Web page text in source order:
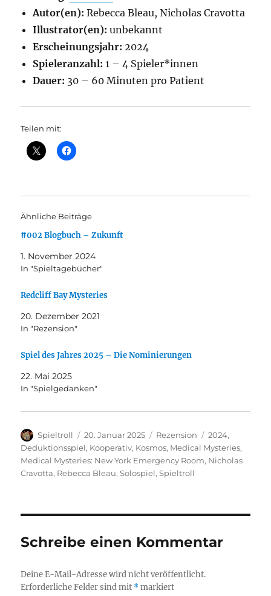
Autor(en): Rebecca Bleau, Nicholas Cravotta
Illustrator(en): unbekannt
Erscheinungsjahr: 2024
Spieleranzahl: 1 – 4 Spieler*innen
Dauer: 30 – 60 Minuten pro Patient
Teilen mit:
Ähnliche Beiträge
#002 Blogbuch – Zukunft
1. November 2024
In "Spieltagebücher"
Redcliff Bay Mysteries
20. Dezember 2021
In "Rezension"
Spiel des Jahres 2025 – Die Nominierungen
22. Mai 2025
In "Spielgedanken"
Autor
Spieltroll
Veröffentlicht
am
20. Januar 2025 Kategorien
Rezension Schlagwörter
2024,
Deduktionsspiel, Kooperativ, Kosmos, Medical Mysteries,
Medical Mysteries: New York Emergency Room, Nicholas
Cravotta, Rebecca Bleau,Solospiel,Spieltroll
Schreibe einen Kommentar
Deine E-Mail-Adresse wird nicht veröffentlicht.
Erforderliche Felder sind mit *markiert